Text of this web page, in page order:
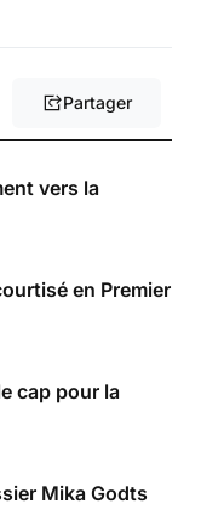
Partager
vers la
en Premier
cap pour la
Mika Godts